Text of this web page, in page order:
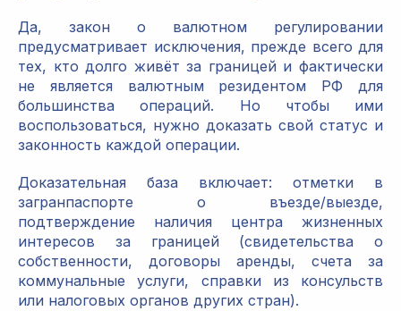
Да, закон о валютном регулировании
предусматривает исключения, прежде всего для
тех, кто долго живёт за границей и фактически
не является валютным резидентом РФ для
большинства операций. Но чтобы ими
воспользоваться, нужно доказать свой статус и
законность каждой операции.
Доказательная база включает: отметки в
загранпаспорте о въезде/выезде,
подтверждение наличия центра жизненных
интересов за границей (свидетельства о
собственности, договоры аренды, счета за
коммунальные услуги, справки из консульств
или налоговых органов других стран).